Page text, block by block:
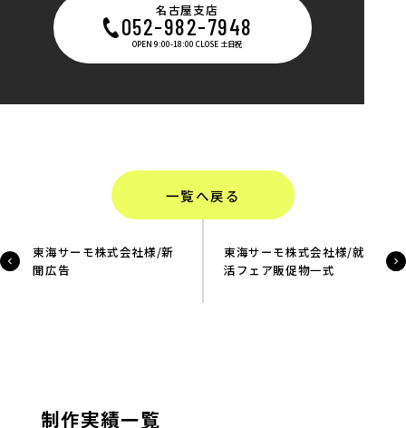
名古屋支店
052-982-7948
OPEN 9:00-18:00 CLOSE 土日祝
一覧へ戻る
東海サーモ株式会社様/新
聞広告
東海サーモ株式会社様/就
活フェア販促物一式
制作実績一覧